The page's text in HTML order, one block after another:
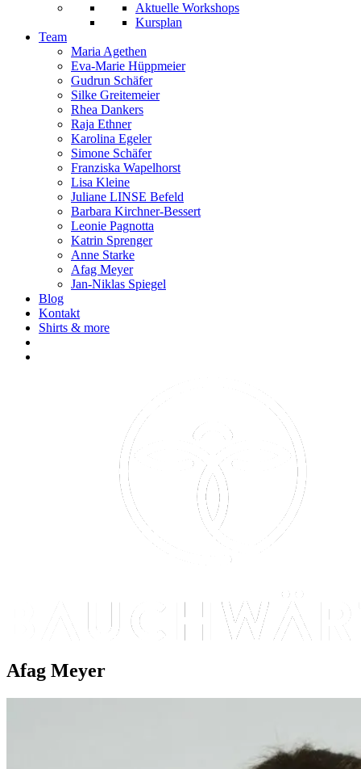
Aktuelle Workshops
Kursplan
Team
Maria Agethen
Eva-Marie Hüppmeier
Gudrun Schäfer
Silke Greitemeier
Rhea Dankers
Raja Ethner
Karolina Egeler
Simone Schäfer
Franziska Wapelhorst
Lisa Kleine
Juliane LINSE Befeld
Barbara Kirchner-Bessert
Leonie Pagnotta
Katrin Sprenger
Anne Starke
Afag Meyer
Jan-Niklas Spiegel
Blog
Kontakt
Shirts & more
Afag Meyer